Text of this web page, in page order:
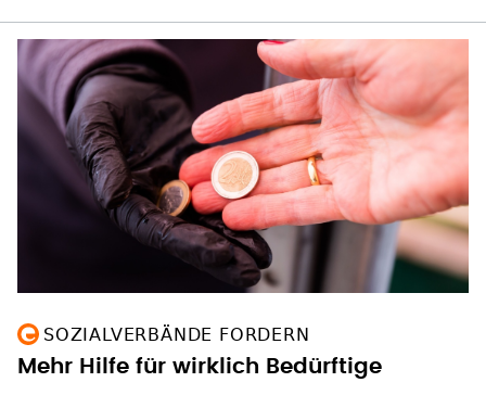
SOZIALVERBÄNDE FORDERN
Mehr Hilfe für wirklich Bedürftige